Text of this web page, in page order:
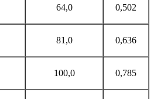
64,0 0,502
81,0 0,636
100,0 0,785